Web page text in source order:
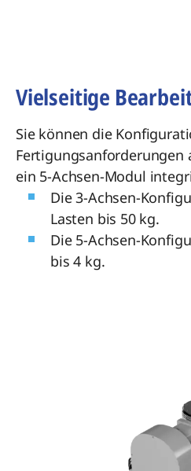
Vielseitige
Sie können die
Fertigungsanforderungen
ein 5-Achsen-Modul
Die 3-Achsen-
Lasten bis 50 kg.
Die 5-Achsen-
bis 4 kg.